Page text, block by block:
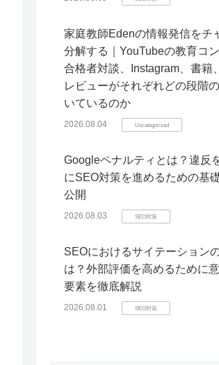
家庭教師Edenの情報発信をチ
分解する｜YouTubeの教育コ
合格者対談、Instagram、書籍
レビューがそれぞれどの段階
いているのか
2026.08.04 Uncategorized
Googleペナルティとは？違反
にSEO対策を進めるための基
公開
2026.08.03 SEO対策
SEOにおけるサイテーション
は？外部評価を高めるために
要素を徹底解説
2026.08.01 SEO対策